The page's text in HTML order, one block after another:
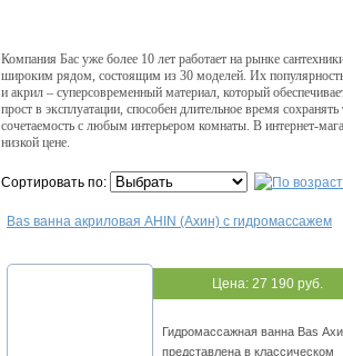
Компания Бас уже более 10 лет работает на рынке
широким рядом, состоящим из 30 моделей. Их
и акрил – суперсовременный материал, который
прост в эксплуатации, способен длительное время
сочетаемость с любым интерьером комнаты. В интернет-
низкой цене.
Сортировать по:
Bas ванна акриловая AHIN (Ахин) с гидромассажем
Цена: 27 190 руб.
Гидромассажная ванна Bas
представлена в классическом